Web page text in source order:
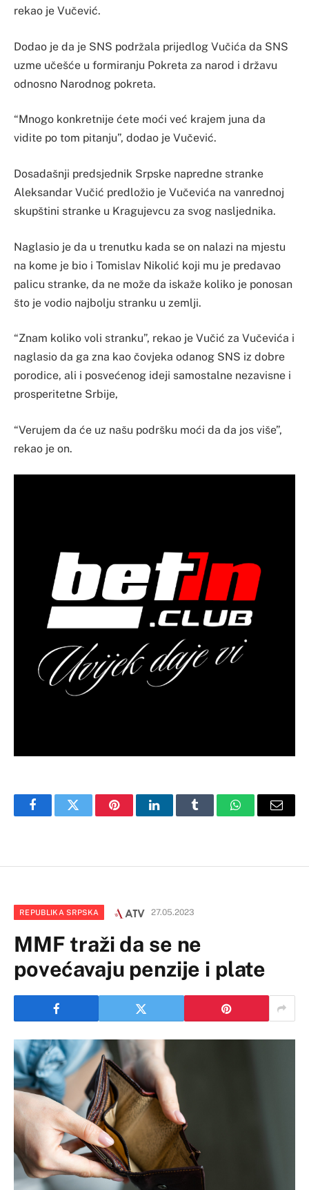
rekao je Vučević.
Dodao je da je SNS podržala prijedlog Vučića da SNS
uzme učešće u formiranju Pokreta za narod i državu
odnosno Narodnog pokreta.
“Mnogo konkretnije ćete moći već krajem juna da
vidite po tom pitanju”, dodao je Vučević.
Dosadašnji predsjednik Srpske napredne stranke
Aleksandar Vučić predložio je Vučevića na vanrednoj
skupštini stranke u Kragujevcu za svog nasljednika.
Naglasio je da u trenutku kada se on nalazi na mjestu
na kome je bio i Tomislav Nikolić koji mu je predavao
palicu stranke, da ne može da iskaže koliko je ponosan
što je vodio najbolju stranku u zemlji.
“Znam koliko voli stranku”, rekao je Vučić za Vučevića i
naglasio da ga zna kao čovjeka odanog SNS iz dobre
porodice, ali i posvećenog ideji samostalne nezavisne i
prosperitetne Srbije,
“Verujem da će uz našu podršku moći da da jos više”,
rekao je on.
FacebookTwitter PinterestLinkedInTumblr WhatsAppEmail
REPUBLIKA SRPSKA 27.05.2023
MMF traži da se ne
povećavaju penzije i plate